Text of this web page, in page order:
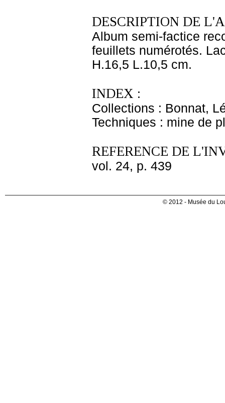
DESCRIPTION DE
Album semi-factice
feuillets numérotés.
H.16,5 L.10,5 cm.
INDEX :
Collections : Bonnat,
Techniques : mine de
REFERENCE DE
vol. 24, p. 439
© 2012 - Musée du